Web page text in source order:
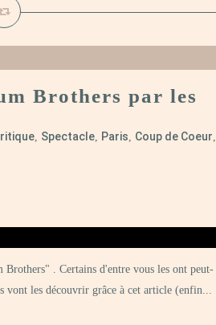
Brothers par les
, Spectacle, Paris, Coup de Coeur,
. Certains d'entre vous les ont peut-
vont les découvrir grâce à cet article (enfin...